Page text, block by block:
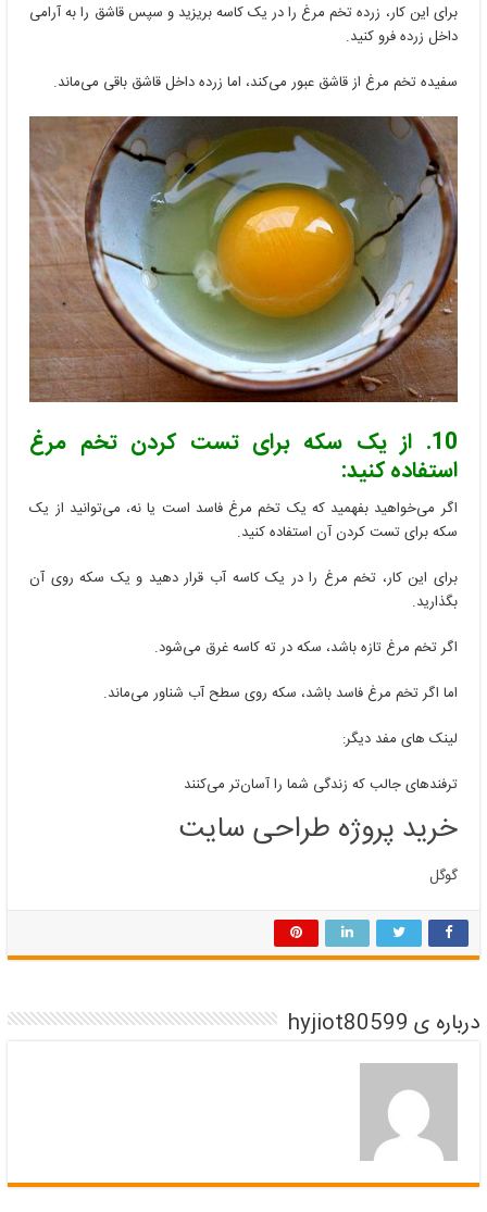
برای این کار، زرده تخم مرغ را در یک کاسه بریزید و سپس قاشق را به آرامی
داخل زرده فرو کنید.
سفیده تخم مرغ از قاشق عبور می‌کند، اما زرده داخل قاشق باقی می‌ماند.
10. از یک سکه برای تست کردن تخم مرغ
استفاده کنید:
اگر می‌خواهید بفهمید که یک تخم مرغ فاسد است یا نه، می‌توانید از یک
سکه برای تست کردن آن استفاده کنید.
برای این کار، تخم مرغ را در یک کاسه آب قرار دهید و یک سکه روی آن
بگذارید.
اگر تخم مرغ تازه باشد، سکه در ته کاسه غرق می‌شود.
اما اگر تخم مرغ فاسد باشد، سکه روی سطح آب شناور می‌ماند.
لینک های مفد دیگر:
ترفندهای جالب که زندگی شما را آسان‌تر می‌کنند
خرید پروژه طراحی سایت
گوگل
درباره ی hyjiot80599